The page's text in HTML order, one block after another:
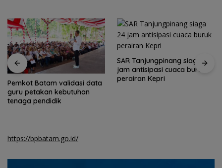
Pemkot Batam validasi data
guru petakan kebutuhan
tenaga pendidik
SAR Tanjungpinang siaga 24
jam antisipasi cuaca buruk
perairan Kepri
https://bpbatam.go.id/